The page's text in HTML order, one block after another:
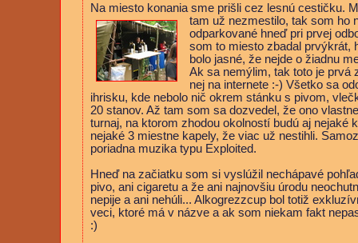
Na miesto konania sme prišli cez lesnú cestičku.
tam už nezmestilo, tak som ho
odparkované hneď pri prvej
som to miesto zbadal prvýkrát,
bolo jasné, že nejde o žiadnu
Ak sa nemýlim, tak toto je prvá
nej na internete :-) Všetko sa
ihrisku, kde nebolo nič okrem stánku s pivom,
20 stanov. Až tam som sa dozvedel, že ono
turnaj, na ktorom zhodou okolností budú aj nejaké
nejaké 3 miestne kapely, že viac už nestihli.
poriadna muzika typu Exploited.
Hneď na začiatku som si vyslúžil nechápavé
pivo, ani cigaretu a že ani najnovšiu úrodu
nepije a ani nehúli... Alkogrezzcup bol totiž
veci, ktoré má v názve a ak som niekam fakt
:)